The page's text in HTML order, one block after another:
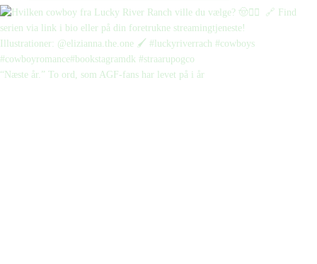
“Næste år.” To ord, som AGF-fans har levet på i år